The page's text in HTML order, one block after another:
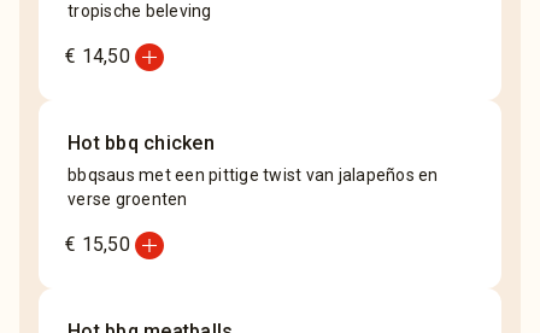
tropische beleving
€ 14,50add_circle
Hot bbq chicken
bbqsaus met een pittige twist van jalapeños en
verse groenten
€ 15,50add_circle